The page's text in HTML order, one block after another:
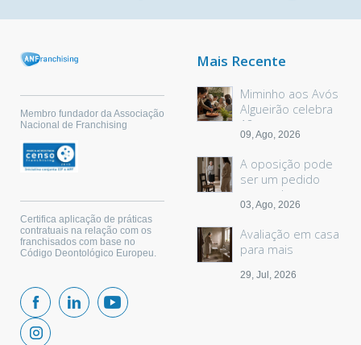
Membro fundador da Associação
Nacional de Franchising
Certifica aplicação de práticas
contratuais na relação com os
franchisados com base no
Código Deontológico Europeu.
Mais Recente
Miminho aos Avós
Algueirão celebra
18 anos
09, Ago, 2026
A oposição pode
ser um pedido
sem palavras
03, Ago, 2026
Avaliação em casa
para mais
29, Jul, 2026